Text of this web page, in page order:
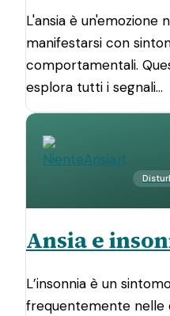
L'ansia è un'emozione
manifestarsi con
comportamentali.
esplora tutti i segnali…
Ansia e
L’insonnia è un
frequentemente nelle